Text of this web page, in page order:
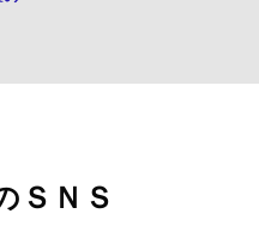
ＳＮＳ